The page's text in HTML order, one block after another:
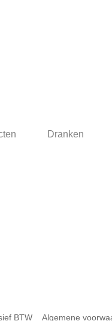
Dranken
BTW Algemene